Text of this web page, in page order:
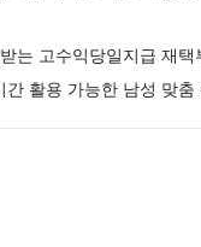
는 고수익당일지급 재
활용 가능한 남성 맞